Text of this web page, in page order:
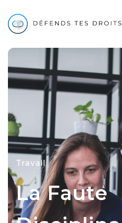
Travail
La Faute